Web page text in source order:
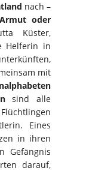
nach –
oder
Küster,
Helferin in
mit
sind alle
Eines
in ihren
Gefängnis
darauf,